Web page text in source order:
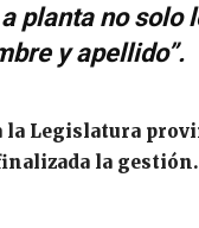
planta no
y apellido”.
la Legislatura
la gestión.